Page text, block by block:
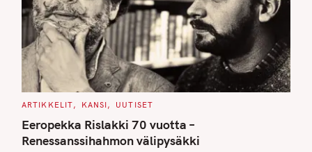
C
T
E
G
O
ARTIKKELIT KANSI UUTISET
Eeropekka Rislakki 70 vuotta –
Renessanssihahmon välipysäkki